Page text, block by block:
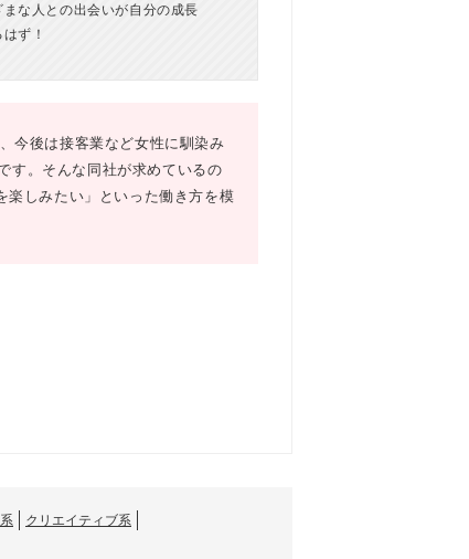
な人との出会いが自分の成長
ず！
今後は接客業など女性に馴染み
す。そんな同社が求めているの
楽しみたい」といった働き方を模
クリエイティブ系